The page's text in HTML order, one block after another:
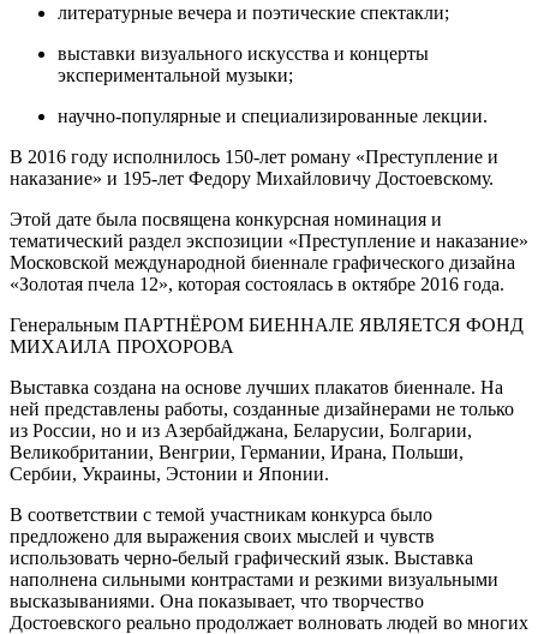
литературные вечера и поэтические спектакли;
выставки визуального искусства и концерты
экспериментальной музыки;
научно-популярные и специализированные лекции.
В 2016 году исполнилось 150-лет роману «Преступление и
наказание» и 195-лет Федору Михайловичу Достоевскому.
Этой дате была посвящена конкурсная номинация и
тематический раздел экспозиции «Преступление и наказание»
Московской международной биеннале графического дизайна
«Золотая пчела 12», которая состоялась в октябре 2016 года.
Генеральным ПАРТНЁРОМ БИЕННАЛЕ ЯВЛЯЕТСЯ ФОНД
МИХАИЛА ПРОХОРОВА
Выставка создана на основе лучших плакатов биеннале. На
ней представлены работы, созданные дизайнерами не только
из России, но и из Азербайджана, Беларусии, Болгарии,
Великобритании, Венгрии, Германии, Ирана, Польши,
Сербии, Украины, Эстонии и Японии.
В соответствии с темой участникам конкурса было
предложено для выражения своих мыслей и чувств
использовать черно-белый графический язык. Выставка
наполнена сильными контрастами и резкими визуальными
высказываниями. Она показывает, что творчество
Достоевского реально продолжает волновать людей во многих